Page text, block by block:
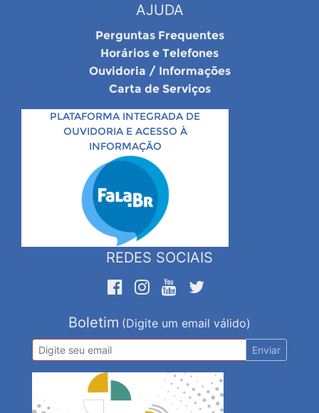
AJUDA
Perguntas Frequentes
Horários e Telefones
Ouvidoria / Informações
Carta de Serviços
PLATAFORMA INTEGRADA DE
OUVIDORIA E ACESSO À
INFORMAÇÃO
REDES SOCIAIS
Boletim (Digite um email válido)
Enviar